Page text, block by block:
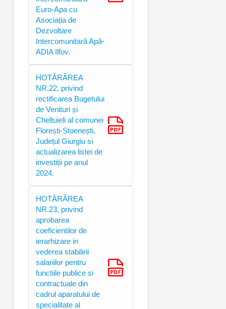
Euro-Apa cu
Asociația de
Dezvoltare
Intercomunitară Apă-
ADIA Ilfov.
HOTĂRÂREA
NR.22, privind
rectificarea Bugetului
de Venituri și
Cheltuieli al comunei
Florești-Stoenești,
Județul Giurgiu si
actualizarea listei de
investiții pe anul
2024.
HOTĂRÂREA
NR.23, privind
aprobarea
coeficientilor de
ierarhizare in
vederea stabilirii
salariilor pentru
functiile publice si
contractuale din
cadrul aparatului de
specialitate al